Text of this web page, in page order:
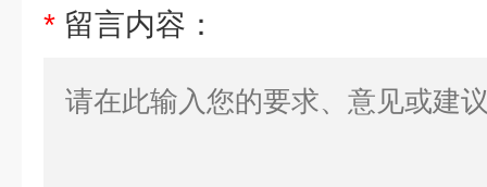
* 留言内容：